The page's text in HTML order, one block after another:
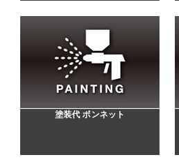
塗装代 ボンネット